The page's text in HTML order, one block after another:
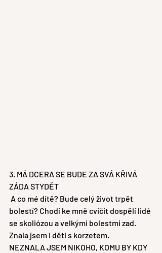
3. MÁ DCERA SE BUDE ZA SVÁ KŘIVÁ
ZÁDA STYDĚT
bolestí? Chodí ke mně cvičit dospělí lidé
se skoliózou a velkými bolestmi zad.
Znala jsem i děti s korzetem.
NEZNALA JSEM NIKOHO, KOMU BY KDY